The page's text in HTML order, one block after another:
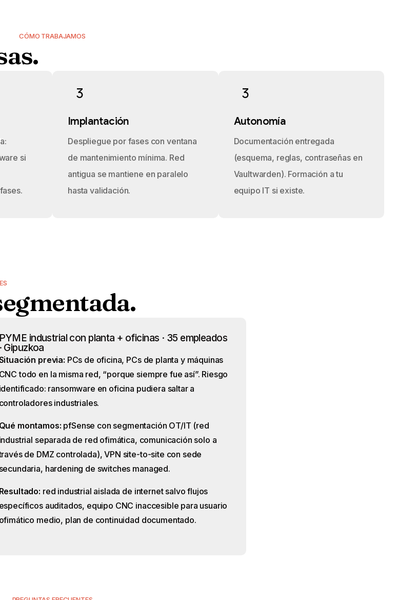
CÓMO TRABAJAMOS
si
3
Implantación
Despliegue por fases con ventana
de mantenimiento mínima. Red
antigua se mantiene en paralelo
hasta validación.
3
Autonomía
Documentación entregada
(esquema, reglas, contraseñas en
Vaultwarden). Formación a tu
equipo IT si existe.
PYME industrial con planta + oficinas · 35 empleados
· Gipuzkoa
previa: PCs de oficina, PCs de planta y máquinas
CNC todo en la misma red, “porque siempre fue así”. Riesgo
identificado: ransomware en oficina pudiera saltar a
controladores industriales.
Qué montamos: pfSense con segmentación OT/IT (red
industrial separada de red ofimática, comunicación solo a
de DMZ controlada), VPN site-to-site con sede
secundaria, hardening de switches managed.
Resultado: red industrial aislada de internet salvo flujos
específicos auditados, equipo CNC inaccesible para usuario
ofimático medio, plan de continuidad documentado.